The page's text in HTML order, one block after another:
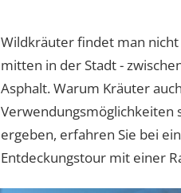
Wildkräuter findet man
mitten in der Stadt -
Asphalt. Warum Kräuter
Verwendungsmöglichkeiten
ergeben, erfahren Sie bei
Entdeckungstour mit einer